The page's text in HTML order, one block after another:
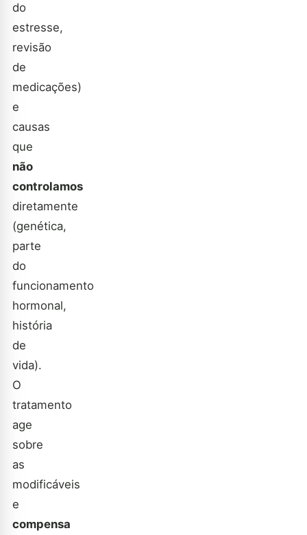
do
estresse,
revisão
de
medicações)
e
causas
que
não
controlamos
diretamente
(genética,
parte
do
funcionamento
hormonal,
história
de
vida).
O
tratamento
age
sobre
as
modificáveis
e
compensa